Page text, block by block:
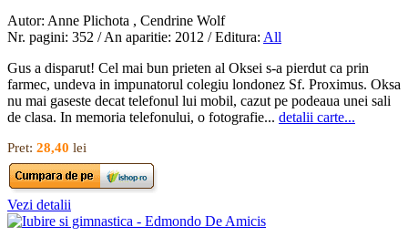
Autor: Anne Plichota , Cendrine Wolf
Nr. pagini: 352 / An aparitie: 2012 / Editura: All
Gus a disparut! Cel mai bun prieten al Oksei s-a pierdut ca prin
farmec, undeva in impunatorul colegiu londonez Sf. Proximus. Oksa
nu mai gaseste decat telefonul lui mobil, cazut pe podeaua unei sali
de clasa. In memoria telefonului, o fotografie... detalii carte...
Pret: 28,40 lei
Vezi detalii